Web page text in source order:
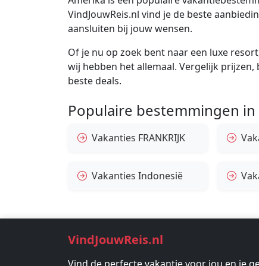
VindJouwReis.nl vind je de beste
aansluiten bij jouw wensen.
Of je nu op zoek bent naar een luxe
wij hebben het allemaal. Vergelijk
beste deals.
Populaire bestemmingen
Vakanties FRANKRIJK
Vakanties Indonesië
VindJouwReis.nl